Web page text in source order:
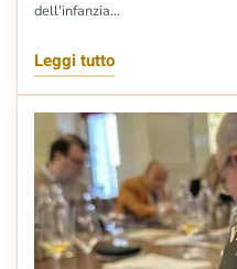
dell'infanzia…
Leggi tutto